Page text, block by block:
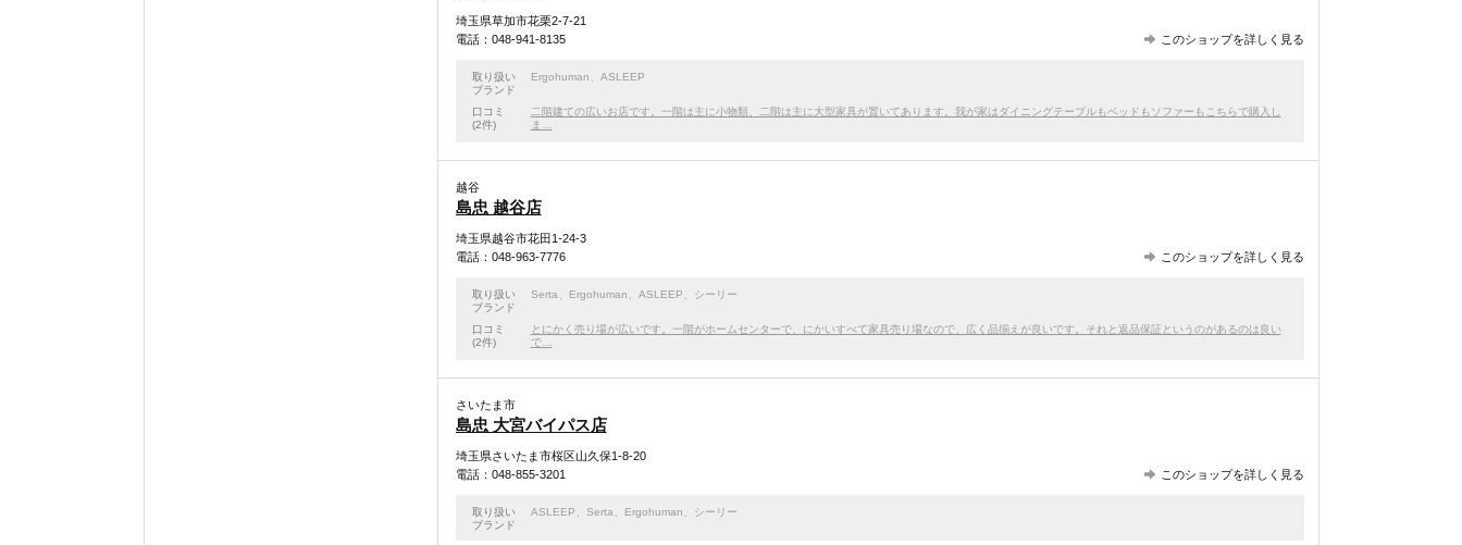
埼玉県草加市花栗2-7-21
電話：048-941-8135
このショップを詳しく見る
取り扱い
ブランド
Ergohuman ASLEEP
口コミ
(2件)
二階建ての広いお店です。一階は主に小物類、二階は主に大型家具が置いてあります。我が家はダイニングテーブルもベッドもソファーもこちらで購入し
ま…
越谷
島忠 越谷店
埼玉県越谷市花田1-24-3
電話：048-963-7776
このショップを詳しく見る
取り扱い
ブランド
Serta Ergohuman ASLEEP シーリー
口コミ
(2件)
とにかく売り場が広いです。一階がホームセンターで、にかいすべて家具売り場なので、広く品揃えが良いです。それと返品保証というのがあるのは良い
で…
さいたま市
島忠 大宮バイパス店
埼玉県さいたま市桜区山久保1-8-20
電話：048-855-3201
このショップを詳しく見る
取り扱い
ブランド
ASLEEP Serta Ergohuman シーリー